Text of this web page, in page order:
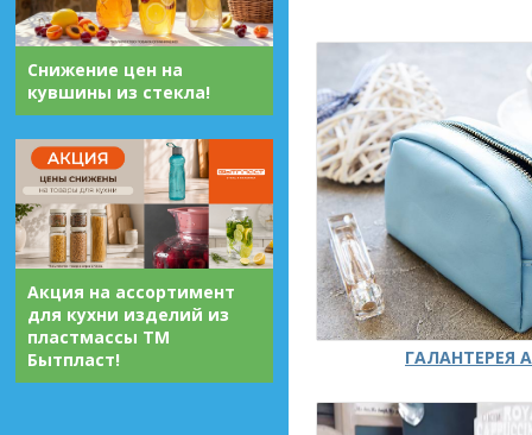
Снижение цен на
кувшины из стекла!
Акция на ассортимент
для кухни изделий из
пластмассы ТМ
Бытпласт!
ГАЛАНТЕРЕЯ